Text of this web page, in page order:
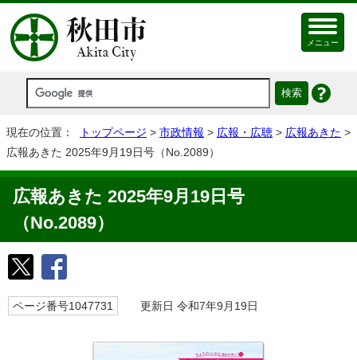
メニュー
現在の位置： トップページ > 市政情報 > 広報・広聴 > 広報あきた >
広報あきた 2025年9月19日号（No.2089）
広報あきた 2025年9月19日号
（No.2089）
ページ番号1047731 更新日 令和7年9月19日